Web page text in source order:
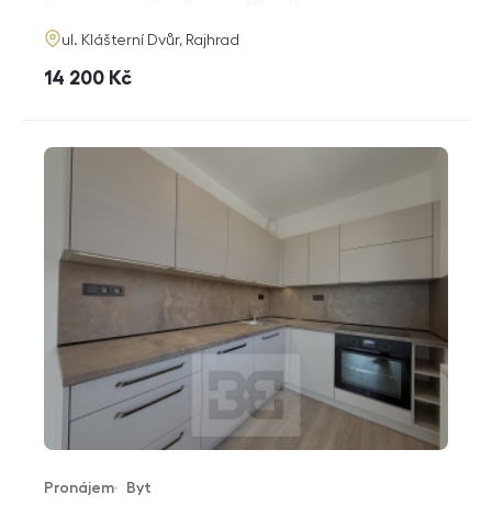
adresa
ul. Klášterní Dvůr, Rajhrad
cena
14 200 Kč
Typ nabídky
Pronájem
Typ nemovitosti
Byt